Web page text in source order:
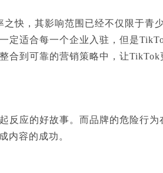
快，其影响范围已经不仅限于青少
定适合每一个企业入驻，但是
到可靠的营销策略中，让TikTok
反应的好故事。而品牌的危险行
内容的成功。